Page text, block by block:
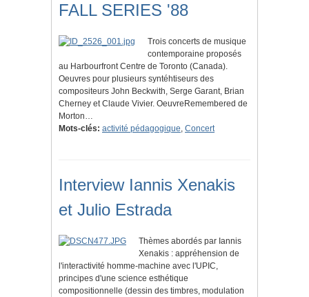
FALL SERIES '88
Trois concerts de musique
contemporaine proposés
au Harbourfront Centre de Toronto (Canada).
Oeuvres pour plusieurs syntéhtiseurs des
compositeurs John Beckwith, Serge Garant, Brian
Cherney et Claude Vivier. OeuvreRemembered de
Morton…
Mots-clés: activité pédagogique, Concert
Interview Iannis Xenakis
et Julio Estrada
Thèmes abordés par Iannis
Xenakis : appréhension de
l'interactivité homme-machine avec l'UPIC,
principes d'une science esthétique
compositionnelle (dessin des timbres, modulation